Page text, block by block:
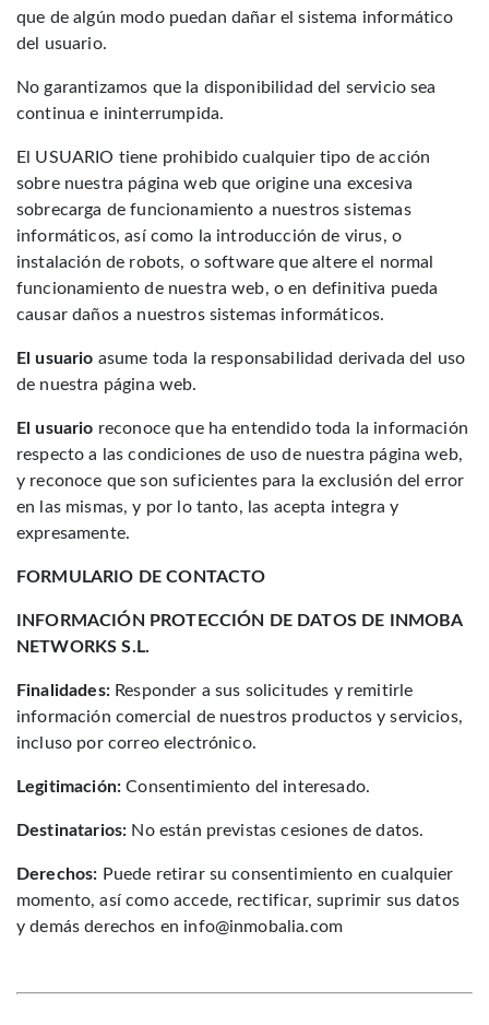
que de algún modo puedan dañar el sistema informático
del usuario.
No garantizamos que la disponibilidad del servicio sea
continua e ininterrumpida.
El USUARIO tiene prohibido cualquier tipo de acción
sobre nuestra página web que origine una excesiva
sobrecarga de funcionamiento a nuestros sistemas
informáticos, así como la introducción de virus, o
instalación de robots, o software que altere el normal
funcionamiento de nuestra web, o en definitiva pueda
causar daños a nuestros sistemas informáticos.
El usuario asume toda la responsabilidad derivada del uso
de nuestra página web.
El usuario reconoce que ha entendido toda la información
respecto a las condiciones de uso de nuestra página web,
y reconoce que son suficientes para la exclusión del error
en las mismas, y por lo tanto, las acepta integra y
expresamente.
FORMULARIO DE CONTACTO
INFORMACIÓN PROTECCIÓN DE DATOS DE INMOBA
NETWORKS S.L.
Finalidades:Responder a sus solicitudes y remitirle
información comercial de nuestros productos y servicios,
incluso por correo electrónico.
Legitimación: Consentimiento del interesado.
Destinatarios: No están previstas cesiones de datos.
Derechos: Puede retirar su consentimiento en cualquier
momento, así como accede, rectificar, suprimir sus datos
y demás derechos en info@inmobalia.com